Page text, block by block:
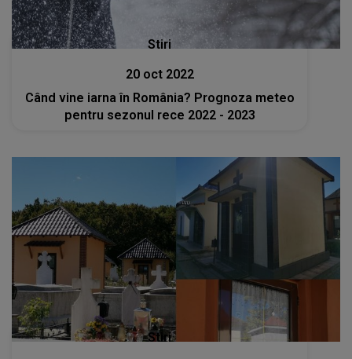
Stiri
20 oct 2022
Când vine iarna în România? Prognoza meteo
pentru sezonul rece 2022 - 2023
Stiri